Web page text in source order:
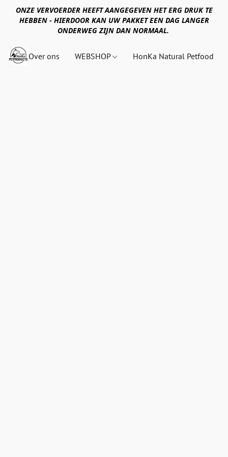
ONZE VERVOERDER HEEFT AANGEGEVEN HET ERG DRUK TE
HEBBEN - HIERDOOR KAN UW PAKKET EEN DAG LANGER
ONDERWEG ZIJN DAN NORMAAL.
Over ons WEBSHOP HonKa Natural Petfood